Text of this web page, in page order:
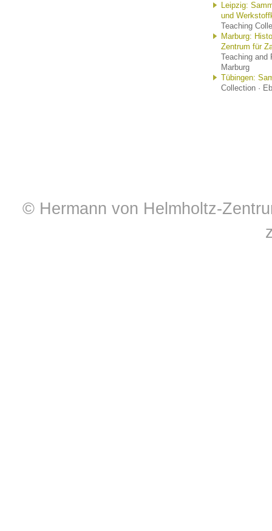
Leipzig:
und
Teaching
Marburg:
Zentrum für
Teaching and
Marburg
Tübingen:
Collection ·
© Hermann von Helmholtz-